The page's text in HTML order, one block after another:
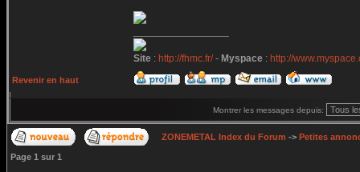
Site : http://fhmc.fr/- Myspace : http://
Revenir en haut
Montrer les messages depuis:
ZONEMETAL Index du Forum -> Petites
Page 1 sur 1